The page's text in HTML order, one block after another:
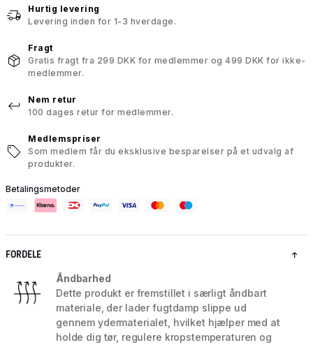
Hurtig levering
Levering inden for 1-3 hverdage.
Fragt
Gratis fragt fra 299 DKK for medlemmer og 499 DKK for ikke-
medlemmer.
Nem retur
100 dages retur for medlemmer.
Medlemspriser
Som medlem får du eksklusive besparelser på et udvalg af
produkter.
Betalingsmetoder
FORDELE
Åndbarhed
Dette produkt er fremstillet i særligt åndbart
materiale, der lader fugtdamp slippe ud
gennem ydermaterialet, hvilket hjælper med at
holde dig tør, regulere kropstemperaturen og